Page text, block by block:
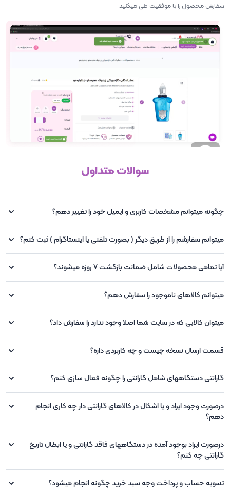
سفارش محصول را با موفقیت طی میکنید
سوالات متداول
چگونه میتوانم مشخصات کاربری و ایمیل خود را تغییر دهم؟
میتوانم سفارشم را از طریق دیگر ( بصورت تلفنی یا اینستاگرام ) ثبت کنم؟
آیا تمامی محصولات شامل ضمانت بازگشت 7 روزه میشوند؟
میتوانم کالاهای ناموجود را سفارش دهم؟
میتوان کالایی که در سایت شما اصلا وجود ندارد را سفارش داد؟
قسمت ارسال نسخه چیست و چه کاربردی داره؟
گارانتی دستگاههای شامل گارانتی را چگونه فعال سازی کنم؟
درصورت وجود ایراد و یا اشکال در کالاهای گارانتی دار چه کاری انجام
دهم؟
درصورت ایراد بوجود آمده در دستگاههای فاقد گارانتی و یا ابطال تاریخ
گارانتی چه کنم؟
تسویه حساب و پرداخت وجه سبد خرید چگونه انجام میشود؟